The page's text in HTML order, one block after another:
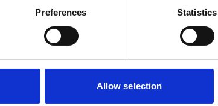
Preferences Statistics
Allow selection
ca. 2 Woche(n)